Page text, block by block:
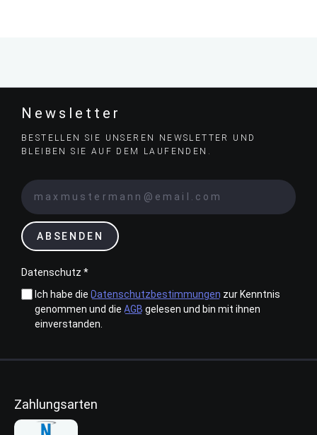
Newsletter
BESTELLEN SIE UNSEREN NEWSLETTER UND
BLEIBEN SIE AUF DEM LAUFENDEN.
ABSENDEN
Datenschutz *
Ich habe die Datenschutzbestimmungen zur Kenntnis
genommen und die AGB gelesen und bin mit ihnen
einverstanden.
Zahlungsarten